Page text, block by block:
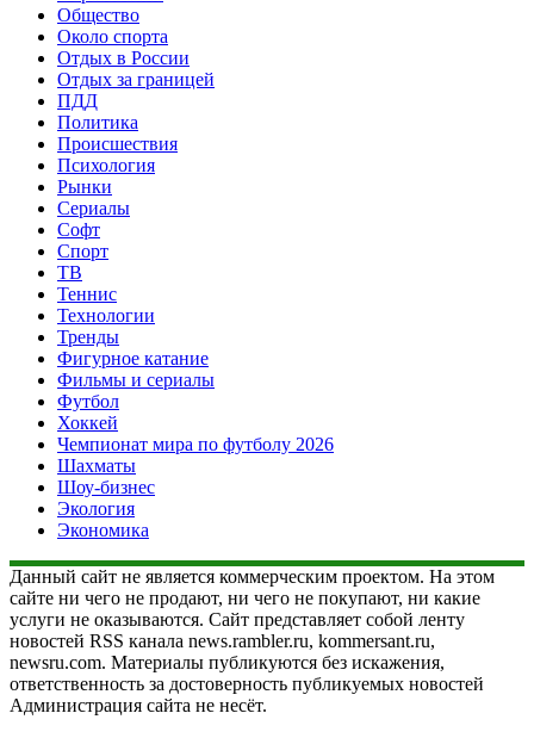
Общество
Около спорта
Отдых в России
Отдых за границей
ПДД
Политика
Происшествия
Психология
Рынки
Сериалы
Софт
Спорт
ТВ
Теннис
Технологии
Тренды
Фигурное катание
Фильмы и сериалы
Футбол
Хоккей
Чемпионат мира по футболу 2026
Шахматы
Шоу-бизнес
Экология
Экономика
Данный сайт не является коммерческим проектом. На этом
сайте ни чего не продают, ни чего не покупают, ни какие
услуги не оказываются. Сайт представляет собой ленту
новостей RSS канала news.rambler.ru, kommersant.ru,
newsru.com. Материалы публикуются без искажения,
ответственность за достоверность публикуемых новостей
Администрация сайта не несёт.